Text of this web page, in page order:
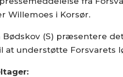
Willemoes i Korsør.
(S) præsentere
at understøtte Forsvarets